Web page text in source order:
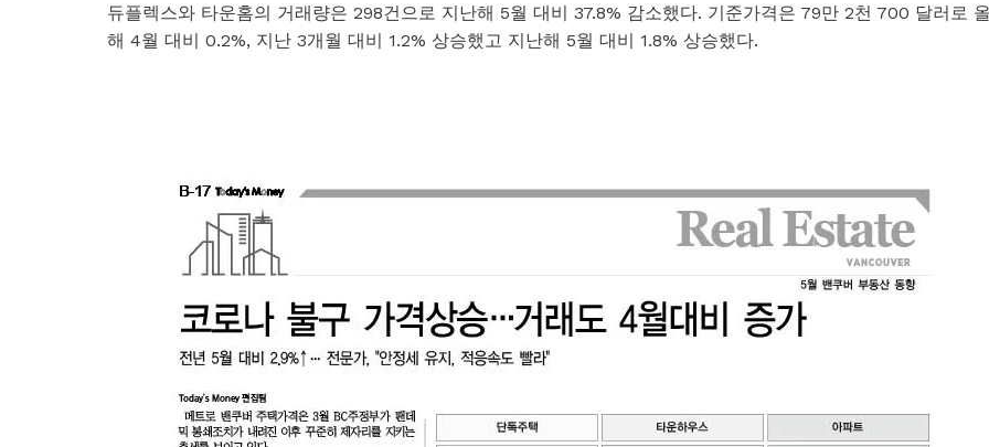
듀플렉스와 타운홈의 거래량은 298건으로 지난해 5월 대비 37.8% 감소했다. 기준가격은 79만 2천 700 달러로 올
해 4월 대비 0.2%, 지난 3개월 대비 1.2% 상승했고 지난해 5월 대비 1.8% 상승했다.